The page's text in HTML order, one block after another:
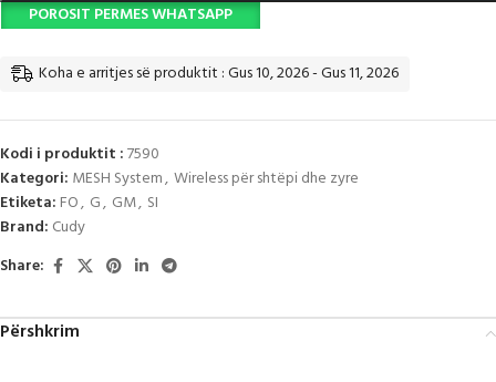
POROSIT PERMES WHATSAPP
Koha e arritjes së produktit : Gus 10, 2026 - Gus 11, 2026
Kodi i produktit :7590
Kategori: MESH System, Wireless për shtëpi dhe zyre
Etiketa: FO, G, GM, SI
Brand: Cudy
Share:
Përshkrim